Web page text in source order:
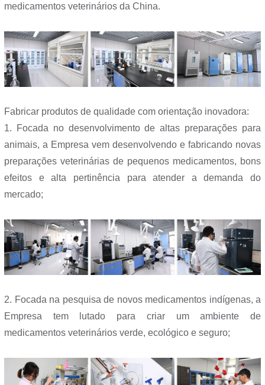
medicamentos veterinários da China.
Fabricar produtos de qualidade com orientação inovadora:
1. Focada no desenvolvimento de altas preparações para
animais, a Empresa vem desenvolvendo e fabricando novas
preparações veterinárias de pequenos medicamentos, bons
efeitos e alta pertinência para atender a demanda do
mercado;
2. Focada na pesquisa de novos medicamentos indígenas, a
Empresa tem lutado para criar um ambiente de
medicamentos veterinários verde, ecológico e seguro;